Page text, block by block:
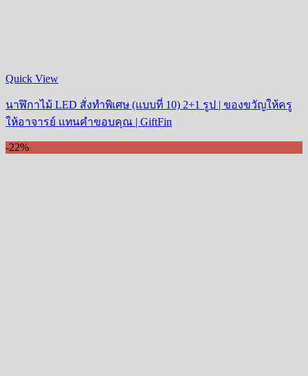
Quick View
นาฬิกาไม้ LED สั่งทำพิเศษ (แบบที่ 10) 2+1 รูป | ของขวัญให้ครู
ให้อาจารย์ แทนคำขอบคุณ | GiftFin
-22%